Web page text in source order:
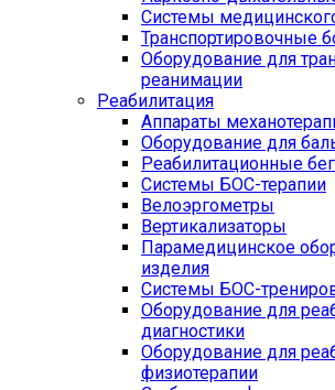
Системы
Транспортировочные
Оборудование для
реанимации
Реабилитация
Аппараты
Оборудование для
Реабилитационные
Системы БОС-терапии
Велоэргометры
Вертикализаторы
Парамедицинское
изделия
Системы БОС-
Оборудование для
диагностики
Оборудование для
физиотерапии